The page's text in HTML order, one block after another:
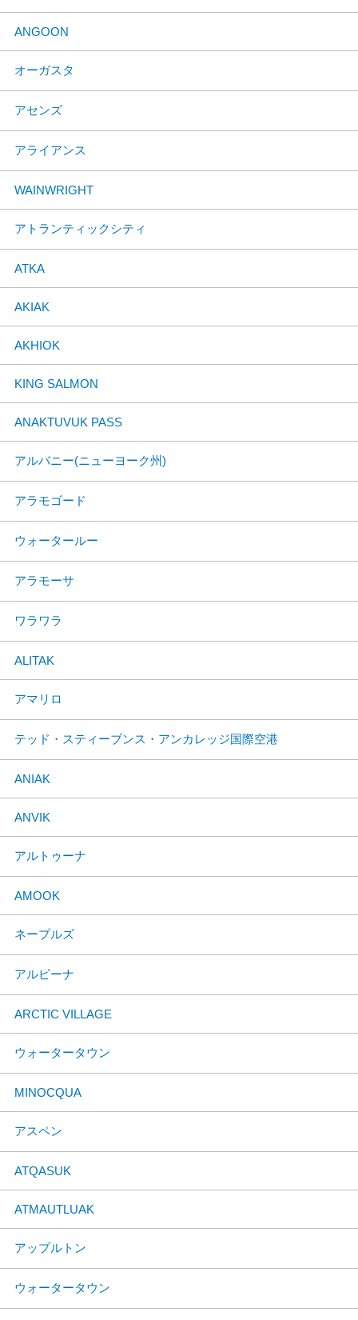
ANGOON
オーガスタ
アセンズ
アライアンス
WAINWRIGHT
アトランティックシティ
ATKA
AKIAK
AKHIOK
KING SALMON
ANAKTUVUK PASS
アルバニー(ニューヨーク州)
アラモゴード
ウォータールー
アラモーサ
ワラワラ
ALITAK
アマリロ
テッド・スティーブンス・アンカレッジ国際空港
ANIAK
ANVIK
アルトゥーナ
AMOOK
ネープルズ
アルピーナ
ARCTIC VILLAGE
ウォータータウン
MINOCQUA
アスペン
ATQASUK
ATMAUTLUAK
アップルトン
ウォータータウン